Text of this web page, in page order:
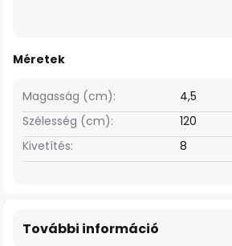
Méretek
Szélesség (cm): 120
Magasság (cm): 4,5
Kivetítés: 8
További információ